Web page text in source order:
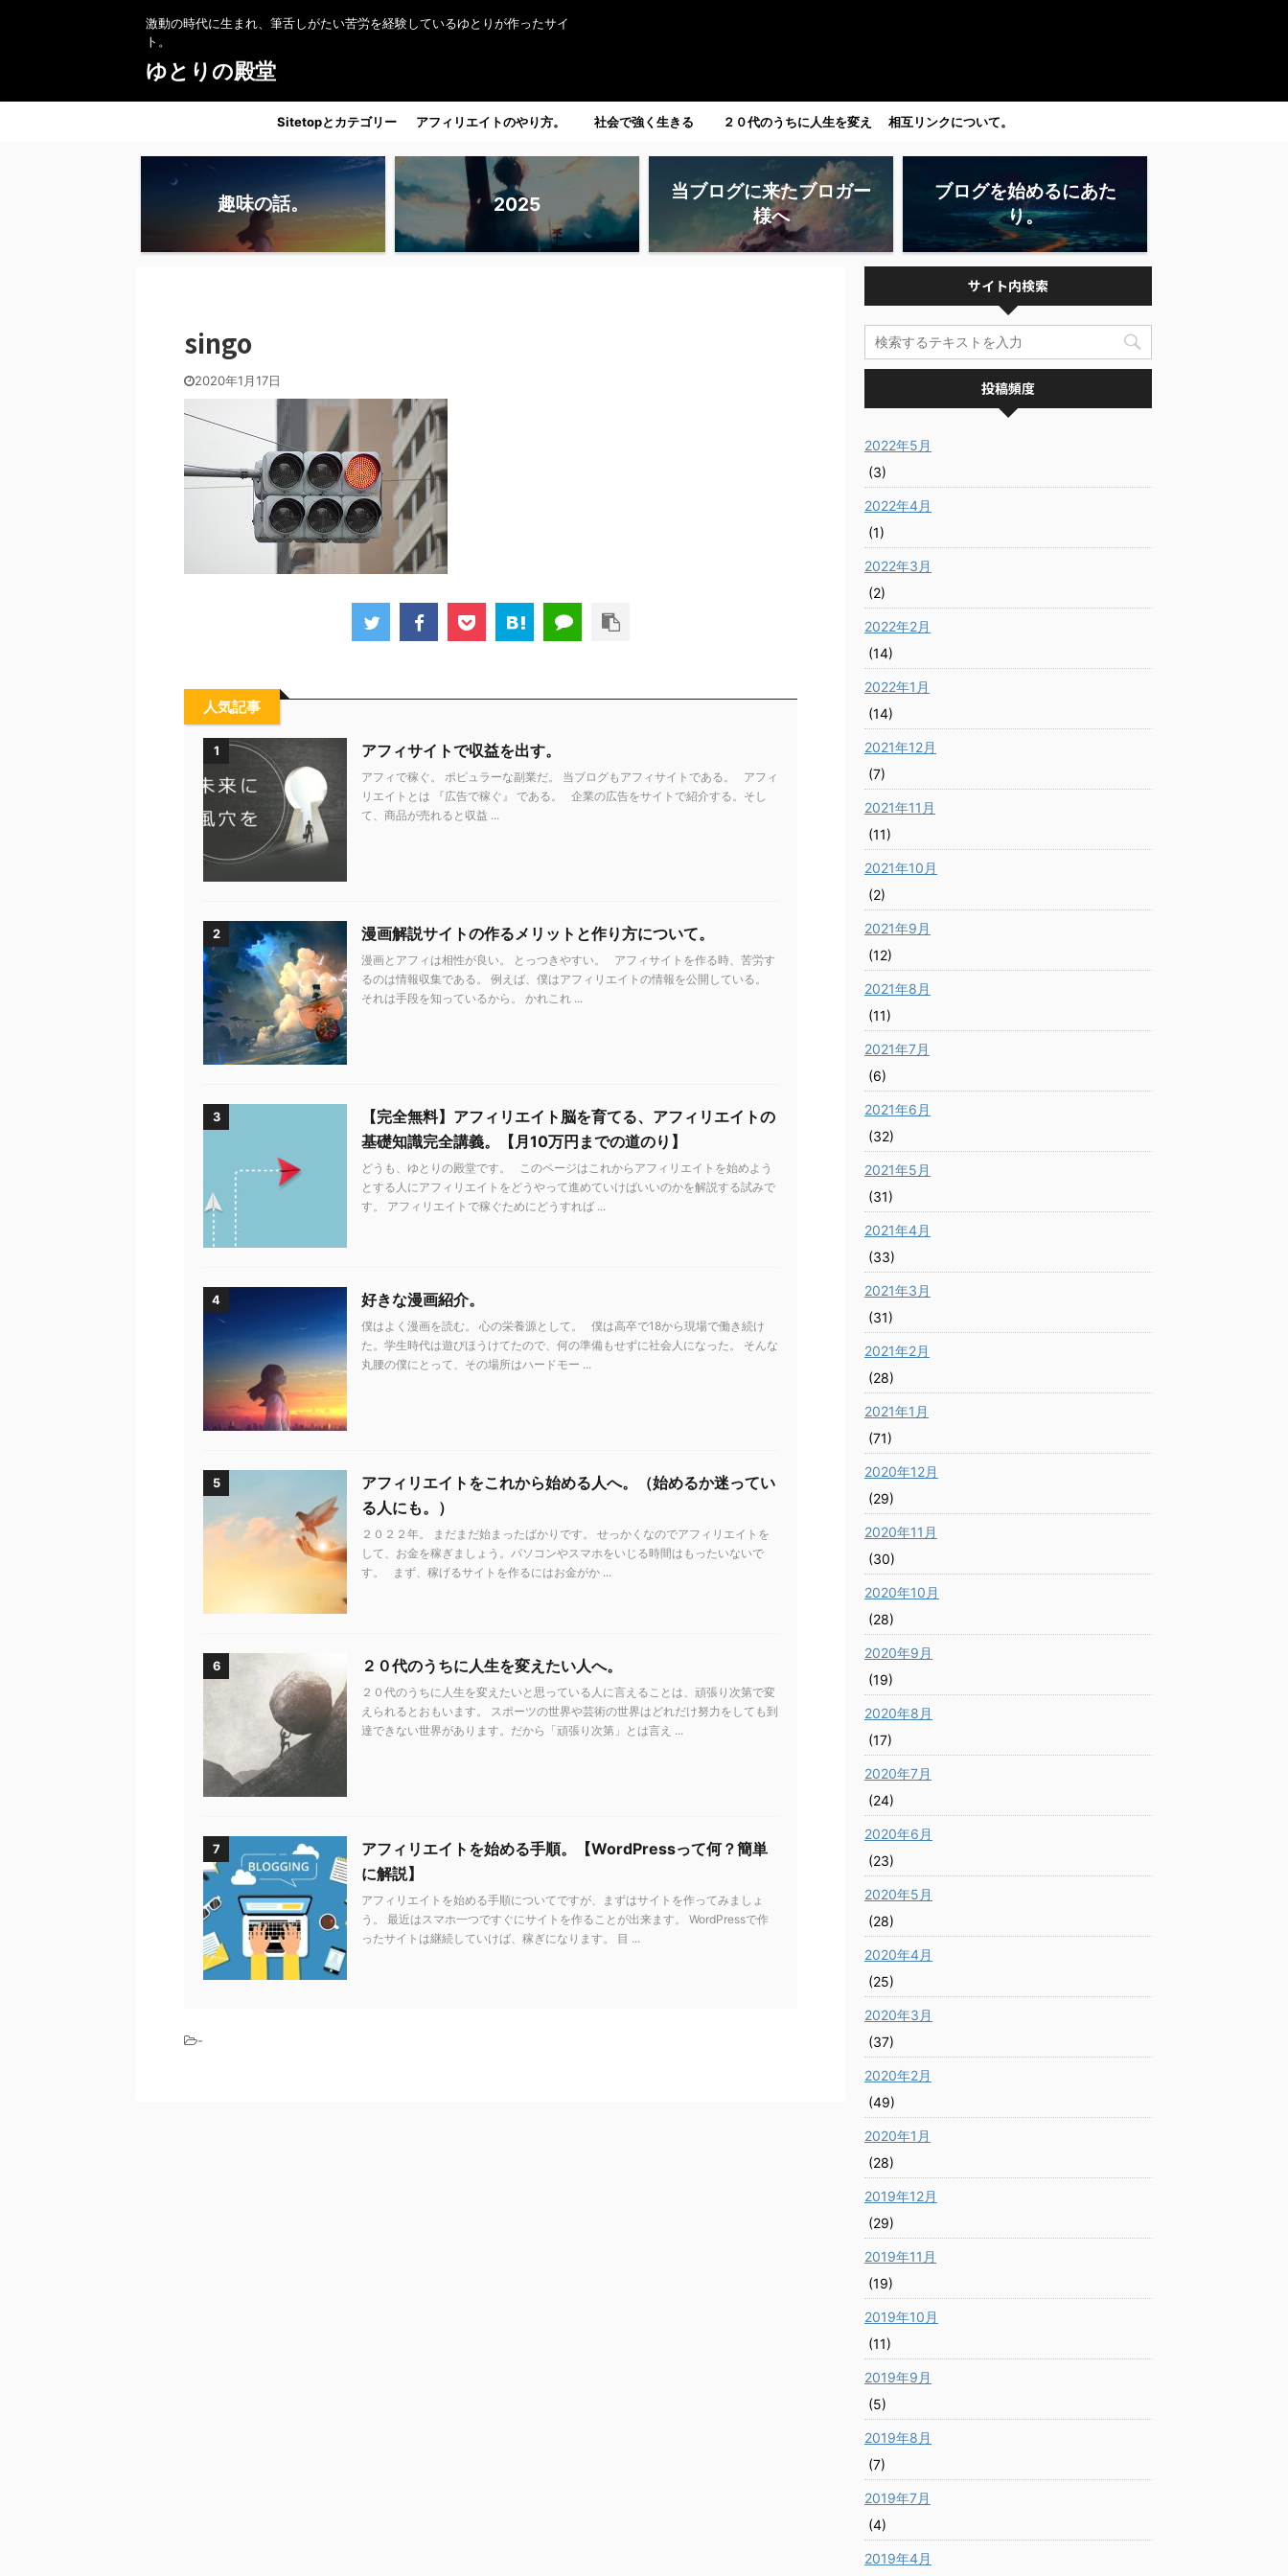
激動の時代に生まれ、筆舌しがたい苦労を経験しているゆとりが作ったサイ
ト。
ゆとりの殿堂
Sitetopとカテゴリー アフィリエイトのやり方。 社会で強く生きる ２０代のうちに人生を変え
たい人へ。
相互リンクについて。
趣味の話。 2025
当ブログに来たブロガー
様へ
ブログを始めるにあた
り。
singo
2020年1月17日
人気記事
1 アフィサイトで収益を出す。
アフィで稼ぐ。 ポピュラーな副業だ。 当ブログもアフィサイトである。 アフィ
リエイトとは 『広告で稼ぐ』 である。 企業の広告をサイトで紹介する。そし
て、商品が売れると収益 ...
2 漫画解説サイトの作るメリットと作り方について。
漫画とアフィは相性が良い。 とっつきやすい。 アフィサイトを作る時、苦労す
るのは情報収集である。 例えば、僕はアフィリエイトの情報を公開している。
それは手段を知っているから。 かれこれ ...
3
【完全無料】アフィリエイト脳を育てる、アフィリエイトの
基礎知識完全講義。【月10万円までの道のり】
どうも、ゆとりの殿堂です。 このページはこれからアフィリエイトを始めよう
とする人にアフィリエイトをどうやって進めていけばいいのかを解説する試みで
す。 アフィリエイトで稼ぐためにどうすれば ...
4 好きな漫画紹介。
僕はよく漫画を読む。 心の栄養源として。 僕は高卒で18から現場で働き続け
た。学生時代は遊びほうけてたので、何の準備もせずに社会人になった。 そんな
丸腰の僕にとって、その場所はハードモー ...
5
アフィリエイトをこれから始める人へ。（始めるか迷ってい
る人にも。）
２０２２年。 まだまだ始まったばかりです。 せっかくなのでアフィリエイトを
して、お金を稼ぎましょう。パソコンやスマホをいじる時間はもったいないで
す。 まず、稼げるサイトを作るにはお金がか ...
6 ２０代のうちに人生を変えたい人へ。
２０代のうちに人生を変えたいと思っている人に言えることは、頑張り次第で変
えられるとおもいます。 スポーツの世界や芸術の世界はどれだけ努力をしても到
達できない世界があります。だから「頑張り次第」とは言え ...
7
アフィリエイトを始める手順。【WordPressって何？簡単
に解説】
アフィリエイトを始める手順についてですが、まずはサイトを作ってみましょ
う。 最近はスマホ一つですぐにサイトを作ることが出来ます。 WordPressで作
ったサイトは継続していけば、稼ぎになります。 目 ...
-
サイト内検索
投稿頻度
2022年5月
(3)
2022年4月
(1)
2022年3月
(2)
2022年2月
(14)
2022年1月
(14)
2021年12月
(7)
2021年11月
(11)
2021年10月
(2)
2021年9月
(12)
2021年8月
(11)
2021年7月
(6)
2021年6月
(32)
2021年5月
(31)
2021年4月
(33)
2021年3月
(31)
2021年2月
(28)
2021年1月
(71)
2020年12月
(29)
2020年11月
(30)
2020年10月
(28)
2020年9月
(19)
2020年8月
(17)
2020年7月
(24)
2020年6月
(23)
2020年5月
(28)
2020年4月
(25)
2020年3月
(37)
2020年2月
(49)
2020年1月
(28)
2019年12月
(29)
2019年11月
(19)
2019年10月
(11)
2019年9月
(5)
2019年8月
(7)
2019年7月
(4)
2019年4月